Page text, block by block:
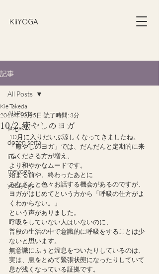
​KiiYOGA
記事
All Posts
yoga
dozen seitai
life
meyoga
yubiyoga
All Posts
10/2 癒やしのヨガ
Kie Takeda
2013年10月5日 読了時間: 3分
10月に入りだいぶ涼しくなってきましたね。
「癒やしのヨガ」では、だんだんと定期的に来
てくださる方が増え、
より和やかなムードです。
始まる前や、終わったあとに
みなさんと色々お話する機会があるのですが、
ヨガがはじめてという方から「呼吸の仕方がよ
くわからない。」
という声がありました。
呼吸をしていない人はいないのに、
普段の生活の中で意識的に呼吸をすることは少
ないと思います。
無意識にふぅと溜息をついたりしているのは、
実は、息をとめて緊張状態になったりしていて
息が浅くなっている証拠です。